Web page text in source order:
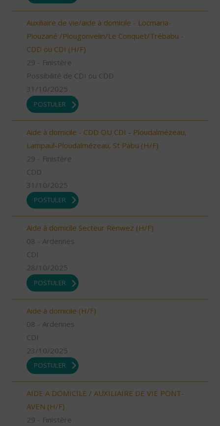
Auxiliaire de vie/aide à domicile - Locmaria-
Plouzané /Plougonvelin/Le Conquet/Trébabu -
CDD ou CDI (H/F)
29 - Finistère
Possibilité de CDI ou CDD
31/10/2025
POSTULER
Aide à domicile - CDD OU CDI - Ploudalmézeau,
Lampaul-Ploudalmézeau, St Pabu (H/F)
29 - Finistère
CDD
31/10/2025
POSTULER
Aide à domicile Secteur Renwez (H/F)
08 - Ardennes
CDI
28/10/2025
POSTULER
Aide à domicile (H/F)
08 - Ardennes
CDI
23/10/2025
POSTULER
AIDE A DOMICILE / AUXILIAIRE DE VIE PONT-
AVEN (H/F)
29 - Finistère